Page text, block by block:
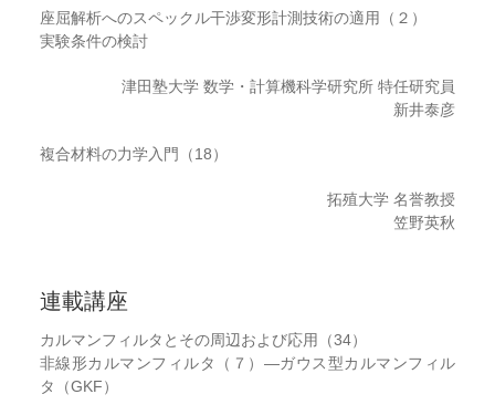
座屈解析へのスペックル干渉変形計測技術の適用（２）
実験条件の検討
津田塾大学 数学・計算機科学研究所 特任研究員
新井泰彦
複合材料の力学入門（18）
拓殖大学 名誉教授
笠野英秋
連載講座
カルマンフィルタとその周辺および応用（34）
非線形カルマンフィルタ（７）―ガウス型カルマンフィル
タ（GKF）